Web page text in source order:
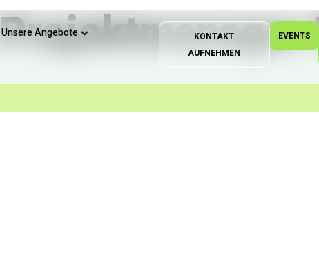
Unsere Angebote
KONTAKT
AUFNEHMEN
EVENTS